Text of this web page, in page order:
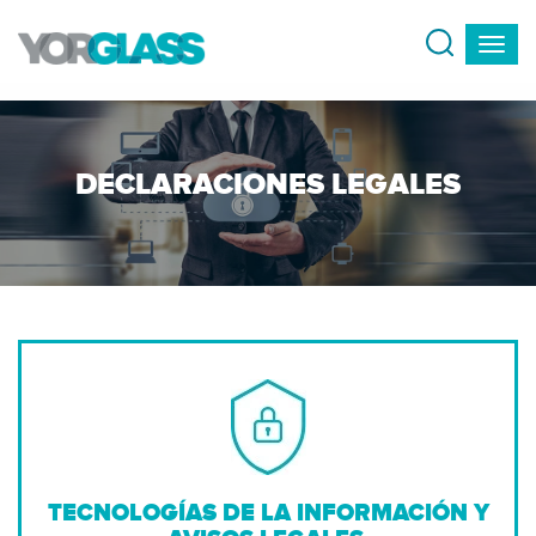
DECLARACIONES LEGALES
TECNOLOGÍAS DE LA INFORMACIÓN Y